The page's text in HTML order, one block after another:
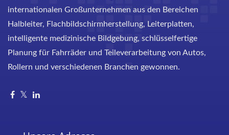
internationalen Großunternehmen aus den Bereichen
Halbleiter, Flachbildschirmherstellung, Leiterplatten,
intelligente medizinische Bildgebung, schlüsselfertige
Planung für Fahrräder und Teileverarbeitung von Autos,
Rollern und verschiedenen Branchen gewonnen.